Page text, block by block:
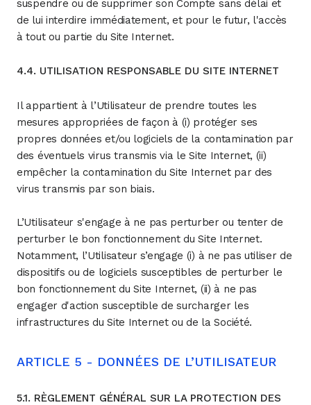
suspendre ou de supprimer son Compte sans délai et
de lui interdire immédiatement, et pour le futur, l'accès
à tout ou partie du Site Internet.
4.4. UTILISATION RESPONSABLE DU SITE INTERNET
Il appartient à l’Utilisateur de prendre toutes les
mesures appropriées de façon à (i) protéger ses
propres données et/ou logiciels de la contamination par
des éventuels virus transmis via le Site Internet, (ii)
empêcher la contamination du Site Internet par des
virus transmis par son biais.
L’Utilisateur s'engage à ne pas perturber ou tenter de
perturber le bon fonctionnement du Site Internet.
Notamment, l’Utilisateur s’engage (i) à ne pas utiliser de
dispositifs ou de logiciels susceptibles de perturber le
bon fonctionnement du Site Internet, (ii) à ne pas
engager d'action susceptible de surcharger les
infrastructures du Site Internet ou de la Société.
ARTICLE 5 - DONNÉES DE L’UTILISATEUR
5.1. RÈGLEMENT GÉNÉRAL SUR LA PROTECTION DES